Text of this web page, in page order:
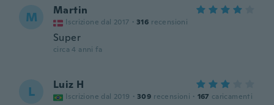
M Martin
Iscrizione dal 2017 · 316 recensioni
Super
circa 4 anni fa
L Luiz H
Iscrizione dal 2019 · 309 recensioni · 167 caricamenti